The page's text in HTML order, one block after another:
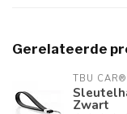
Gerelateerde
TBU CAR®
Zwart